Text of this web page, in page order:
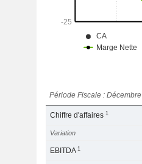
Période Fiscale : Décembre
Chiffre d'affaires1
Variation
EBITDA1